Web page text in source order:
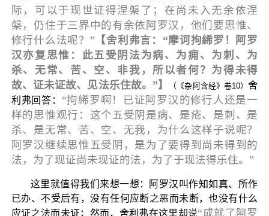
际，可以于现世证得涅槃了；在尚未入无余依涅
槃，仍住于三界中的有余依阿罗汉，他们要思惟、
修行什么法呢？” 【舍利弗言：“摩诃拘絺罗！阿罗
汉亦复思惟：此五受阴法为病、为痈、为刺、为
杀、无常、苦、空、非我，所以者何？为得未得
故、证未证故、见法乐住故。”】
（《杂阿含经》卷10）舍
利弗回答： “拘絺罗啊！已证阿罗汉的修行人还是一
样的思惟观行：这个五受阴是病、是疮、是刺、是
杀、是无常、苦、空、无我，为什么这样子说呢？
阿罗汉继续思惟五受阴，是为了要得到尚未得到的
法，为了现证尚未现证的法，为了于现法得乐住。”
这里就值得我们来想一想：阿罗汉叫作知如真、所作
已办、不受后有，没有任何应断之恶而未断，也没有什么
应证之法而未证；然而，舍利弗在这里却说“成就了阿罗